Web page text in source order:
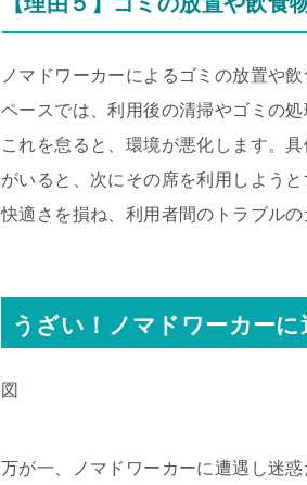
ノマドワーカーによるゴミの放置や
ペースでは、利用後の清掃やゴミの
これを怠ると、環境が悪化します。
がいると、次にその席を利用しよう
快適さを損ね、利用者間のトラブルの
うざい！ノマドワーカー
図
万が一、ノマドワーカーに遭遇し迷